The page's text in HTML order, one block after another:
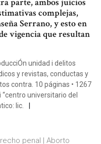
parte, ambos juicios
complejas,
Serrano, y esto en
vigencia que resultan
unidad i delitos
y revistas, conductas y
contra. 10 páginas • 1267
universitario del
lic.
penal | Aborto